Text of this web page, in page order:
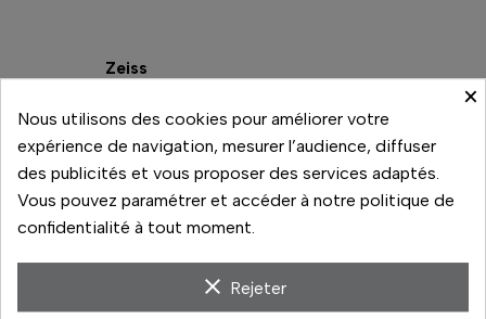
Zeiss
Prix
1 999,00 €
En réapprovisionnement
Comparer
×
Nous utilisons des cookies pour améliorer votre
expérience de navigation, mesurer l’audience, diffuser
des publicités et vous proposer des services adaptés.
Vous pouvez paramétrer et accéder à notre politique de
confidentialité à tout moment.
clear Rejeter